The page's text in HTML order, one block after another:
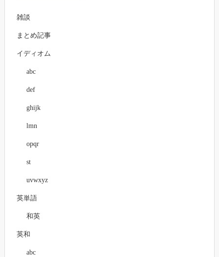
雑談
まとめ記事
イディオム
abc
def
ghijk
lmn
opqr
st
uvwxyz
英単語
和英
英和
abc